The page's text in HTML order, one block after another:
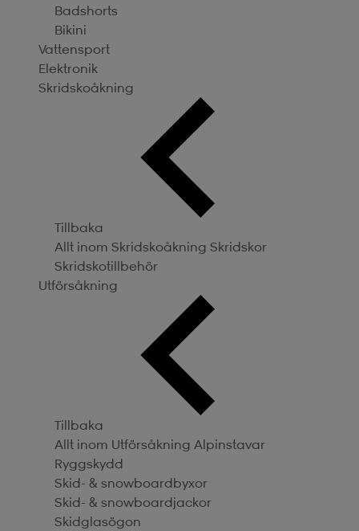
Badshorts
Bikini
Vattensport
Elektronik
Skridskoåkning
Tillbaka
Allt inom Skridskoåkning Skridskor
Skridskotillbehör
Utförsåkning
Tillbaka
Allt inom Utförsåkning Alpinstavar
Ryggskydd
Skid- & snowboardbyxor
Skid- & snowboardjackor
Skidglasögon